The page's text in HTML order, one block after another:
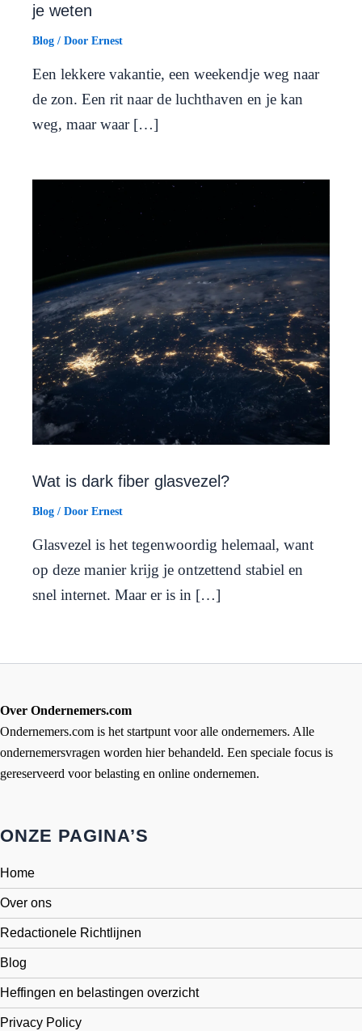
je weten
Blog / Door Ernest
Een lekkere vakantie, een weekendje weg naar
de zon. Een rit naar de luchthaven en je kan
weg, maar waar […]
Wat is dark fiber glasvezel?
Blog / Door Ernest
Glasvezel is het tegenwoordig helemaal, want
op deze manier krijg je ontzettend stabiel en
snel internet. Maar er is in […]
Over Ondernemers.com
Ondernemers.com is het startpunt voor alle ondernemers. Alle
ondernemersvragen worden hier behandeld. Een speciale focus is
gereserveerd voor belasting en online ondernemen.
ONZE PAGINA’S
Home
Over ons
Redactionele Richtlijnen
Blog
Heffingen en belastingen overzicht
Privacy Policy